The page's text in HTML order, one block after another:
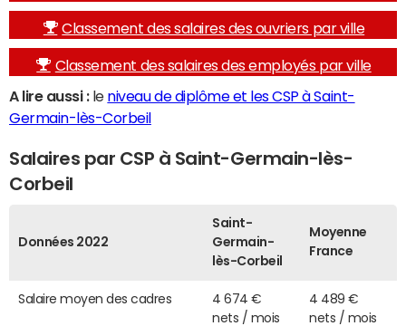
Classement des salaires des ouvriers par ville
Classement des salaires des employés par ville
A lire aussi :le niveau de diplôme et les CSP à Saint-
Germain-lès-Corbeil
Salaires par CSP à Saint-Germain-lès-
Corbeil
Données 2022
Saint-
Germain-
lès-Corbeil
Moyenne
France
Salaire moyen des cadres
4 674 €
nets / mois
4 489 €
nets / mois